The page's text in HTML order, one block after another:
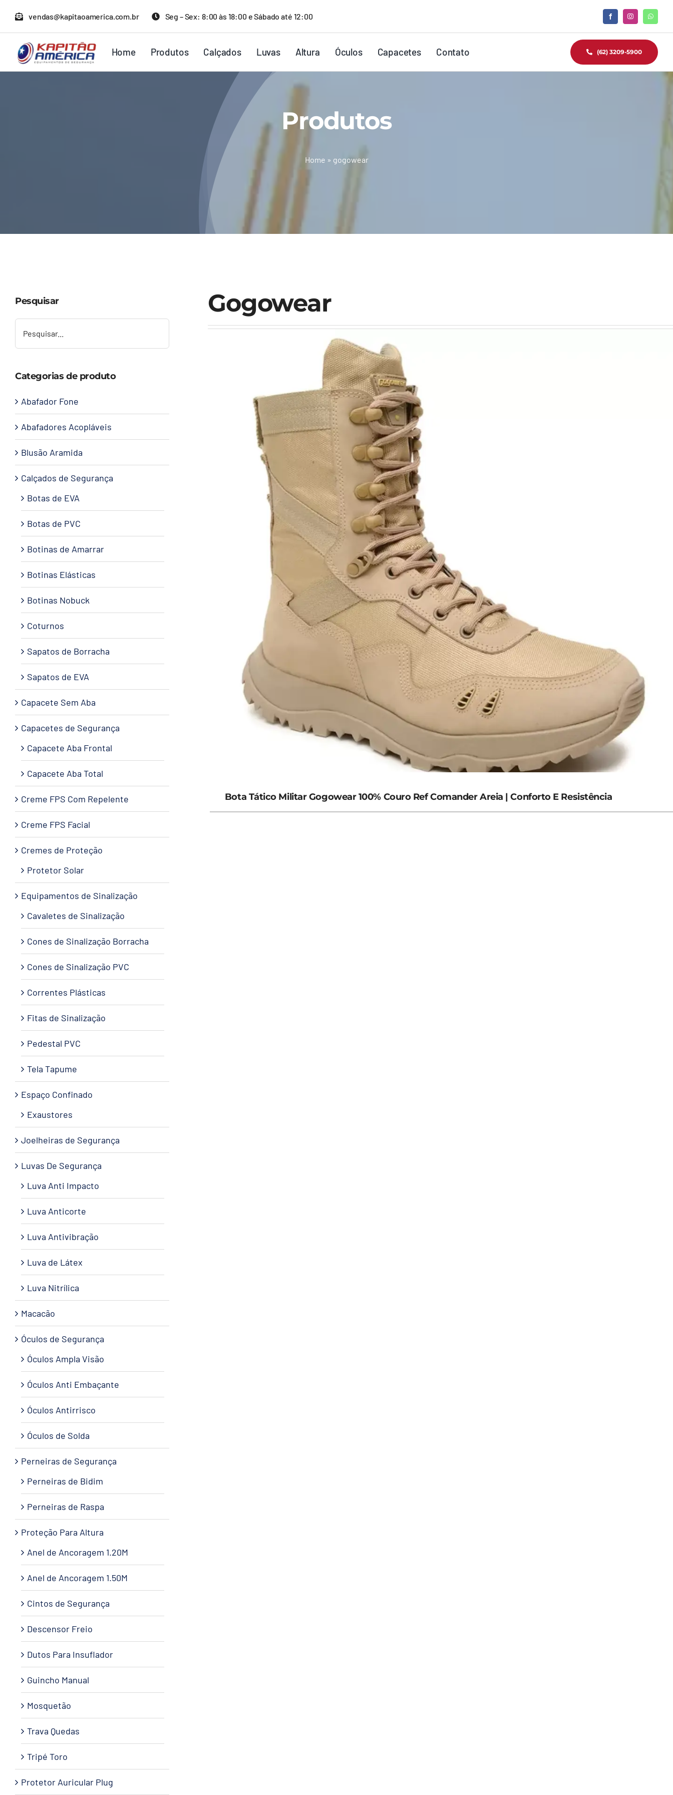
para
conteúdo
vendas@kapitaoamerica.com.br Seg – Sex: 8:00 às 18:00 e Sábado até 12:00
Home Produtos Calçados Luvas Altura Óculos Capacetes Contato (62) 3209-5900
Produtos
Home » gogowear
Gogowear
Bota Tático Militar Gogowear 100% Couro Ref Comander Areia | Conforto E Resistência
Pesquisar
Categorias de produto
Abafador Fone
Abafadores Acopláveis
Blusão Aramida
Calçados de Segurança
Botas de EVA
Botas de PVC
Botinas de Amarrar
Botinas Elásticas
Botinas Nobuck
Coturnos
Sapatos de Borracha
Sapatos de EVA
Capacete Sem Aba
Capacetes de Segurança
Capacete Aba Frontal
Capacete Aba Total
Creme FPS Com Repelente
Creme FPS Facial
Cremes de Proteção
Protetor Solar
Equipamentos de Sinalização
Cavaletes de Sinalização
Cones de Sinalização Borracha
Cones de Sinalização PVC
Correntes Plásticas
Fitas de Sinalização
Pedestal PVC
Tela Tapume
Espaço Confinado
Exaustores
Joelheiras de Segurança
Luvas De Segurança
Luva Anti Impacto
Luva Anticorte
Luva Antivibração
Luva de Látex
Luva Nitrílica
Macacão
Óculos de Segurança
Óculos Ampla Visão
Óculos Anti Embaçante
Óculos Antirrisco
Óculos de Solda
Perneiras de Segurança
Perneiras de Bidim
Perneiras de Raspa
Proteção Para Altura
Anel de Ancoragem 1.20M
Anel de Ancoragem 1.50M
Cintos de Segurança
Descensor Freio
Dutos Para Insuflador
Guincho Manual
Mosquetão
Trava Quedas
Tripé Toro
Protetor Auricular Plug